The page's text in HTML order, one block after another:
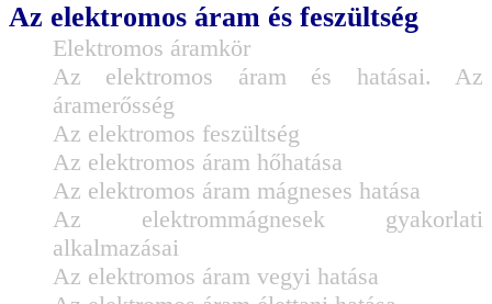
Az elektromos áram és feszültség
Elektromos áramkör
Az elektromos áram és hatásai. Az
áramerősség
Az elektromos feszültség
Az elektromos áram hőhatása
Az elektromos áram mágneses hatása
Az elektrommágnesek gyakorlati
alkalmazásai
Az elektromos áram vegyi hatása